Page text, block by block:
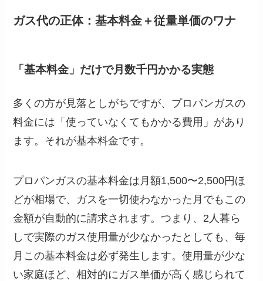
ガス代の正体：基本料金＋従量単価のワナ
「基本料金」だけで月数千円かかる実態
多くの方が見落としがちですが、プロパンガスの
料金には「使っていなくてもかかる費用」があり
ます。それが基本料金です。
プロパンガスの基本料金は月額1,500〜2,500円ほ
どが相場で、ガスを一切使わなかった月でもこの
金額が自動的に請求されます。つまり、2人暮ら
しで実際のガス使用量が少なかったとしても、毎
月この基本料金は必ず発生します。使用量が少な
い家庭ほど、相対的にガス単価が高く感じられて